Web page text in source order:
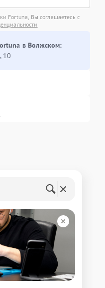
Fortuna, Вы соглашаетесь с
в Волжском:
10